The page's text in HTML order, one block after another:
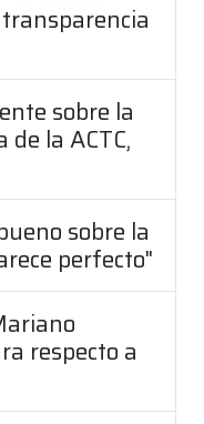
sobre la
la ACTC,
sobre la
perfecto"
respecto a